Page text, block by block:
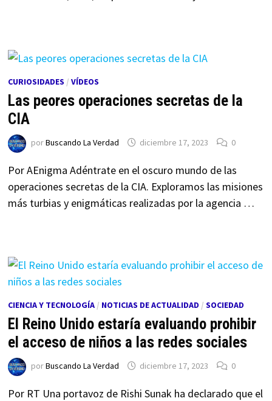
CURIOSIDADES / VÍDEOS
Las peores operaciones secretas de la
CIA
porBuscando La Verdad diciembre 17, 2023 0
Por AEnigma Adéntrate en el oscuro mundo de las
operaciones secretas de la CIA. Exploramos las misiones
más turbias y enigmáticas realizadas por la agencia …
CIENCIA Y TECNOLOGÍA/ NOTICIAS DE ACTUALIDAD / SOCIEDAD
El Reino Unido estaría evaluando prohibir
el acceso de niños a las redes sociales
porBuscando La Verdad diciembre 17, 2023 0
Por RT Una portavoz de Rishi Sunak ha declarado que el